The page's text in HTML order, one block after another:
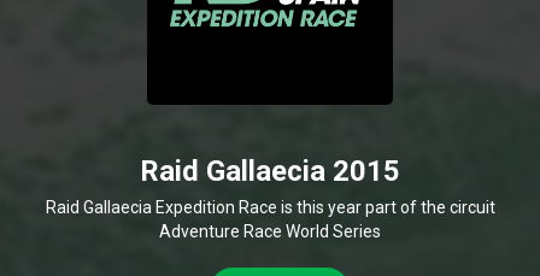
Raid Gallaecia 2015
Raid Gallaecia Expedition Race is this year part of the circuit
Adventure Race World Series